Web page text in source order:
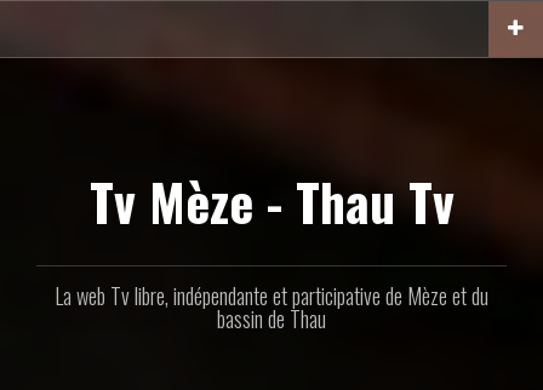
contenu
Tv Mèze - Thau Tv
La web Tv libre, indépendante et participative de Mèze et du
bassin de Thau